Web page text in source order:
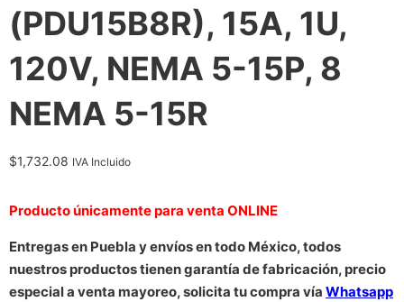
(PDU15B8R), 15A, 1U,
120V, NEMA 5-15P, 8
NEMA 5-15R
$1,732.08 IVA Incluido
Producto únicamente para venta ONLINE
Entregas en Puebla y envíos en todo México, todos
nuestros productos tienen garantía de fabricación, precio
especial a venta mayoreo, solicita tu compra vía Whatsapp